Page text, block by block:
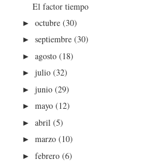
El factor tiempo
►octubre(30)
►septiembre(30)
►agosto(18)
►julio(32)
►junio(29)
►mayo(12)
►abril(5)
►marzo(10)
►febrero(6)